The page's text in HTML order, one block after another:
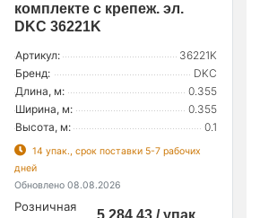
комплекте с крепеж. эл.
DKC 36221K
Артикул:
36221K
Бренд:
DKC
Длина, м:
0.355
Ширина, м:
0.355
Высота, м:
0.1
14 упак., срок поставки 5-7 рабочих
дней
Обновлено 08.08.2026
Розничная